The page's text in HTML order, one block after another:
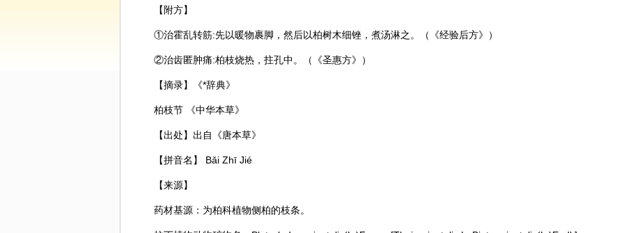
【附方】
①治霍乱转筋:先以暖物裹脚，然后以柏树木细锉，煮汤淋之。（《经验后方》）
②治齿匿肿痛:柏枝烧热，拄孔中。（《圣惠方》）
【摘录】《*辞典》
柏枝节 《中华本草》
【出处】出自《唐本草》
【拼音名】 Bǎi Zhī Jié
【来源】
药材基源：为柏科植物侧柏的枝条。